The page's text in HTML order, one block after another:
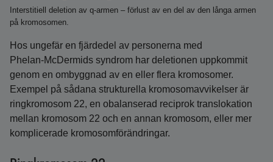
Interstitiell deletion av q-armen – förlust av en del av den långa armen
på kromosomen.
Hos ungefär en fjärdedel av personerna med
Phelan‑McDermids syndrom har deletionen uppkommit
genom en ombyggnad av en eller flera kromosomer.
Exempel på sådana strukturella kromosom­avvikelser är
ringkromosom 22, en obalanserad reciprok translokation
mellan kromosom 22 och en annan kromosom, eller mer
komplicerade kromosomförändringar.